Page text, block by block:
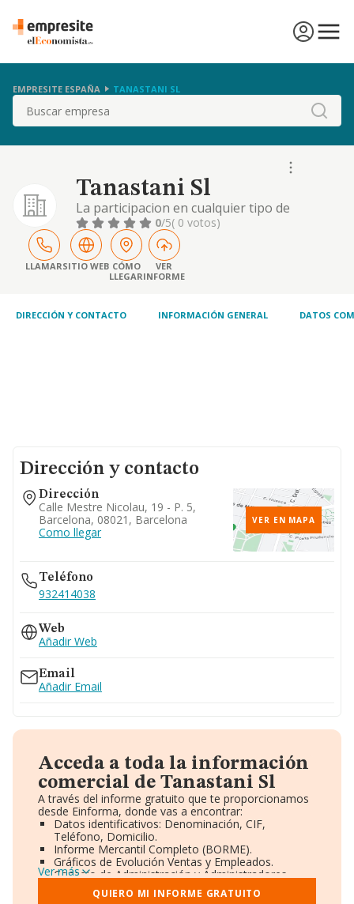
EMPRESITE ESPAÑA TANASTANI SL
Buscar
Tanastani Sl
La participacion en cualquier tipo de
sociedades mediante la adquisicion,
tenencia, administracion o enajenacion, en
su caso, de acciones u otros titulos
representativos del capital social de las
mismas, sin limitacion,
0/5( 0 votos)
LLAMARSITIO WEB CÓMO
LLEGAR
VER
INFORME
DIRECCIÓN Y CONTACTO INFORMACIÓN GENERAL DATOS
Dirección y contacto
Dirección
Calle Mestre Nicolau, 19 - P. 5,
Barcelona, 08021, Barcelona
Como llegar
VER EN MAPA
Teléfono
932414038
Web
Añadir Web
Email
Añadir Email
Acceda a toda la información
comercial de Tanastani Sl
A través del informe gratuito que te proporcionamos
desde Einforma, donde vas a encontrar:
Datos identificativos: Denominación, CIF,
Teléfono, Domicilio.
Informe Mercantil Completo (BORME).
Gráficos de Evolución Ventas y Empleados.
Consejo de Administración y Administradores.
Directivos y Ejecutivos.
Accionistas.
Ver más
QUIERO MI INFORME GRATUITO